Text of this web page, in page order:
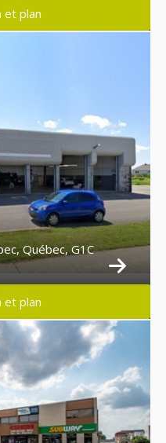
et plan
Québec, G1C
et plan